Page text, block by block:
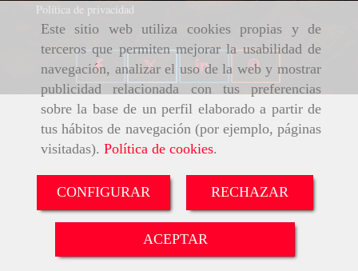
Este sitio web utiliza cookies propias y de
terceros que permiten mejorar la usabilidad de
navegación, analizar el uso de la web y mostrar
publicidad relacionada con tus preferencias
sobre la base de un perfil elaborado a partir de
tus hábitos de navegación (por ejemplo, páginas
visitadas). Política de cookies.
CONFIGURAR RECHAZAR
ACEPTAR
Política de privacidad